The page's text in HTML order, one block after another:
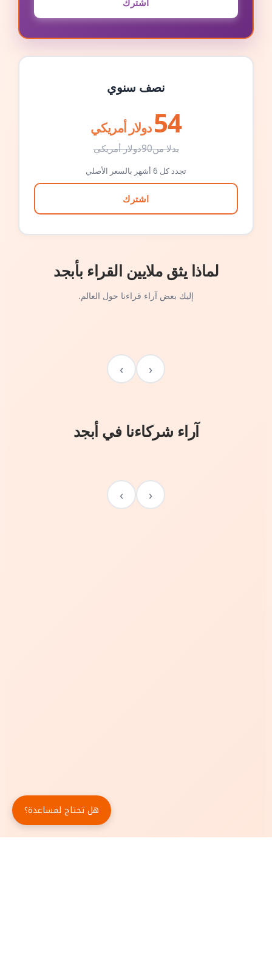
اشترك
نصف سنوي
54 دولار أمريكي
بدلا من90دولار أمريكي
تجدد كل 6 أشهر بالسعر الأصلي
اشترك
لماذا يثق ملايين القراء بأبجد
إليك بعض آراء قراءنا حول العالم.
‹
›
آراء شركاءنا في أبجد
‹
›
هل تحتاج لمساعدة؟